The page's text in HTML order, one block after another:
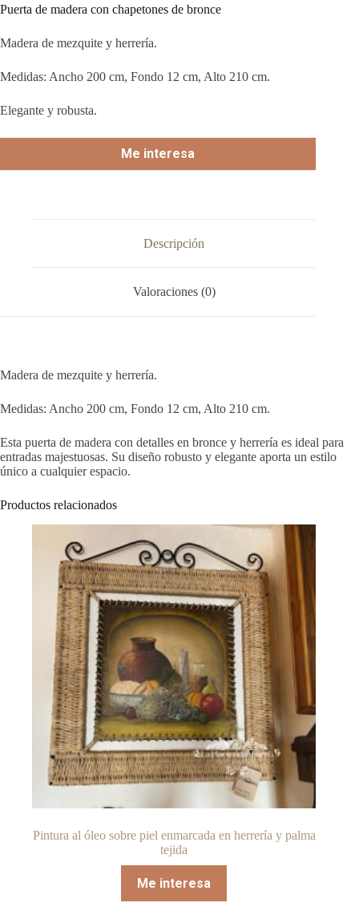
Puerta de madera con chapetones de bronce
Madera de mezquite y herrería.
Medidas: Ancho 200 cm, Fondo 12 cm, Alto 210 cm.
Elegante y robusta.
Me interesa
Descripción
Valoraciones (0)
Madera de mezquite y herrería.
Medidas: Ancho 200 cm, Fondo 12 cm, Alto 210 cm.
Esta puerta de madera con detalles en bronce y herrería es ideal para
entradas majestuosas. Su diseño robusto y elegante aporta un estilo
único a cualquier espacio.
Productos relacionados
Pintura al óleo sobre piel enmarcada en herrería y palma
tejida
Me interesa